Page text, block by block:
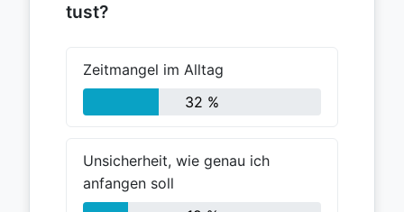
tust?
Zeitmangel im Alltag
32 %
Unsicherheit, wie genau ich
anfangen soll